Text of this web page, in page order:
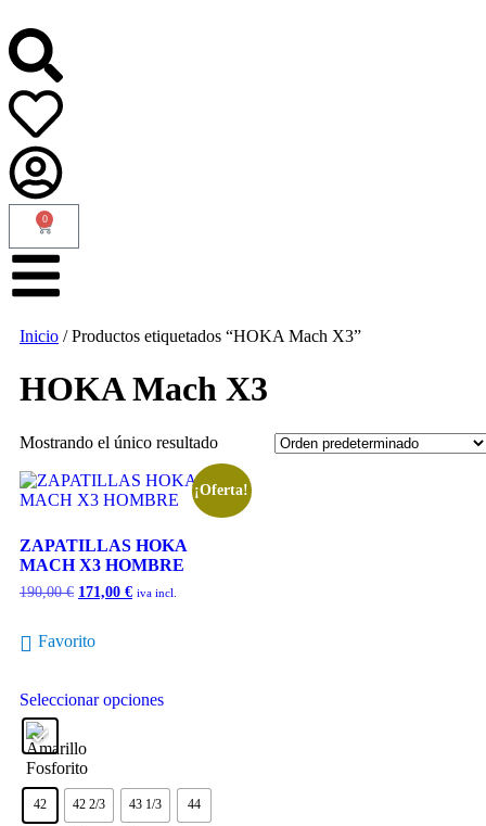
0
Inicio / Productos etiquetados “HOKA Mach X3”
HOKA Mach X3
Mostrando el único resultado
¡Oferta!
ZAPATILLAS HOKA
MACH X3 HOMBRE
190,00€ 171,00 € iva incl.
Favorito
Seleccionar opciones
42 42 2/3 43 1/3 44